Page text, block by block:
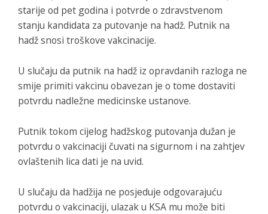
starije od pet godina i potvrde o zdravstvenom
stanju kandidata za putovanje na hadž. Putnik na
hadž snosi troškove vakcinacije.
U slučaju da putnik na hadž iz opravdanih razloga ne
smije primiti vakcinu obavezan je o tome dostaviti
potvrdu nadležne medicinske ustanove.
Putnik tokom cijelog hadžskog putovanja dužan je
potvrdu o vakcinaciji čuvati na sigurnom i na zahtjev
ovlaštenih lica dati je na uvid.
U slučaju da hadžija ne posjeduje odgovarajuću
potvrdu o vakcinaciji, ulazak u KSA mu može biti